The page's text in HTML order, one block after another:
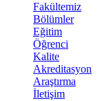
Fakültemiz
Bölümler
Eğitim
Öğrenci
Kalite
Akreditasyon
Araştırma
İletişim